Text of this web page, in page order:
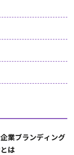
業ブランディング
は